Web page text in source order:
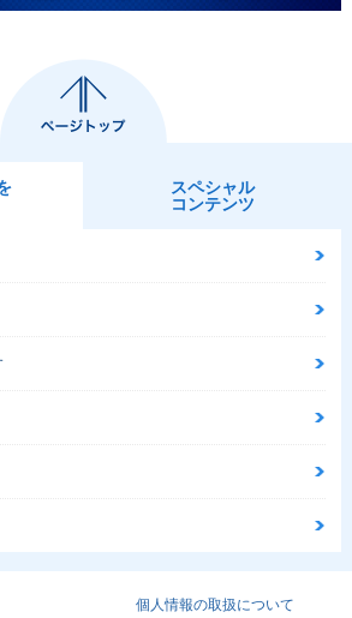
スペシャル
コンテンツ
個人情報の取扱について